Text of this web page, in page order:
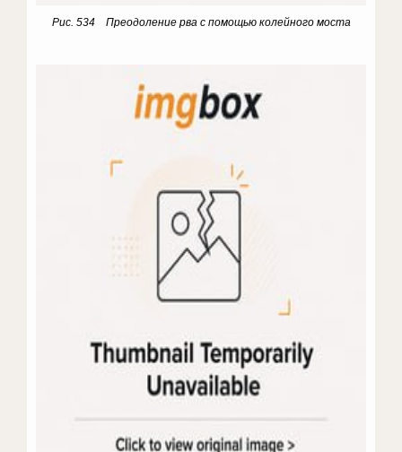
Рис. 534 Преодоление рва с помощью колейного моста